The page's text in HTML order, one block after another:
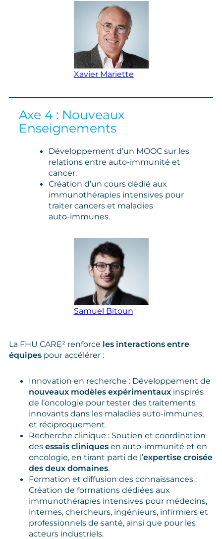
Xavier Mariette
Axe 4 : Nouveaux
Enseignements
Développement d’un MOOC sur les
relations entre auto‑immunité et
cancer.
Création d’un cours dédié aux
immunothérapies intensives pour
traiter cancers et maladies
auto‑immunes.
Samuel Bitoun
La FHU CARE² renforce les interactions entre
équipes pour accélérer :
Innovation en recherche : Développement de
nouveaux modèles expérimentaux inspirés
de l’oncologie pour tester des traitements
innovants dans les maladies auto‑immunes,
et réciproquement.
Recherche clinique : Soutien et coordination
des essais cliniques en auto-immunité et en
oncologie, en tirant parti de l’expertise croisée
des deux domaines.
Formation et diffusion des connaissances :
Création de formations dédiées aux
immunothérapies intensives pour médecins,
internes, chercheurs, ingénieurs, infirmiers et
professionnels de santé, ainsi que pour les
acteurs industriels.